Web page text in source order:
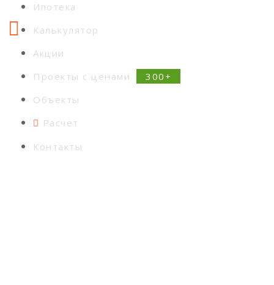
Ипотека
Калькулятор
Акции
Проекты с ценами
Объекты
Расчет
Контакты